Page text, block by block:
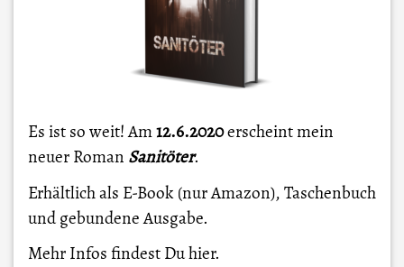
Es ist so weit! Am12.6.2020erscheint mein
neuer Roman Sanitöter.
Erhältlich als E-Book (nur Amazon), Taschenbuch
und gebundene Ausgabe.
Mehr Infos findest Duhier.